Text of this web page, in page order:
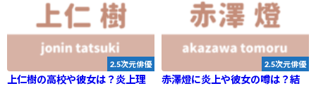
2.5次元俳優
上仁樹の高校や彼女は？炎上理
2.5次元俳優
赤澤燈に炎上や彼女の噂は？結